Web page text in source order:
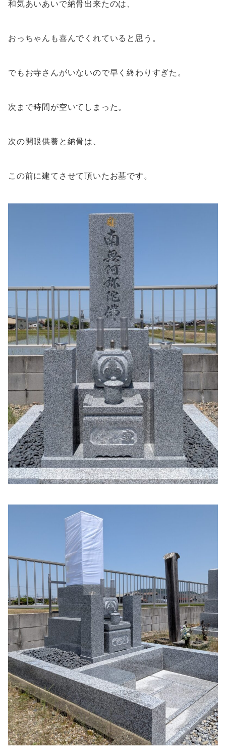
和気あいあいで納骨出来たのは、
おっちゃんも喜んでくれていると思う。
でもお寺さんがいないので早く終わりすぎた。
次まで時間が空いてしまった。
次の開眼供養と納骨は、
この前に建てさせて頂いたお墓です。